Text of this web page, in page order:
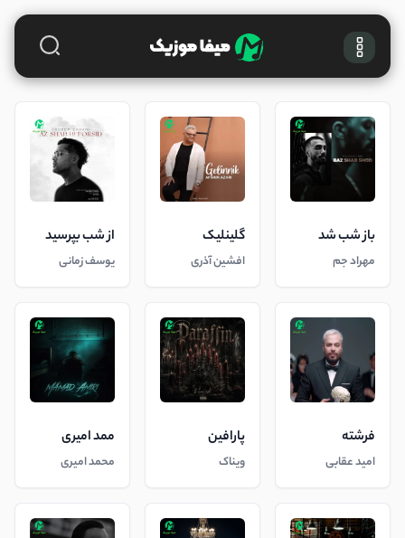
باز شب شد
مهراد جم
گلینلیک
افشین آذری
از شب بپرسید
یوسف زمانی
فرشته
امید عقابی
پارافین
ویناک
ممد امیری
محمد امیری